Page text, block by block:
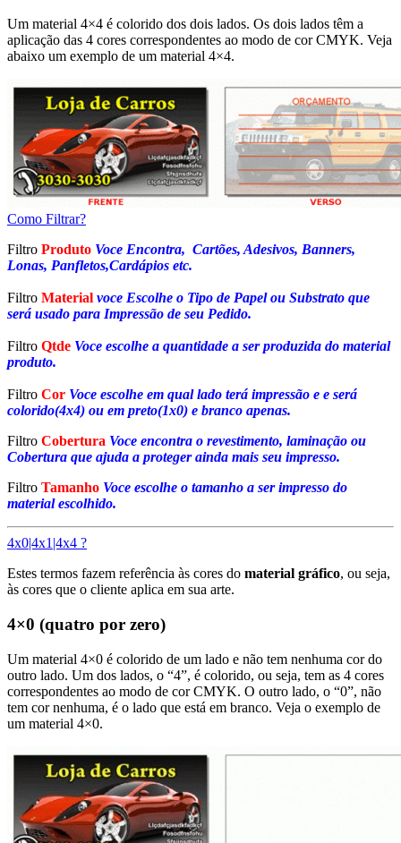
Um material 4×4 é colorido dos dois lados. Os dois lados têm a
aplicação das 4 cores correspondentes ao modo de cor CMYK. Veja
abaixo um exemplo de um material 4×4.
Como Filtrar?
Filtro Produto Voce Encontra, Cartões, Adesivos, Banners,
Lonas, Panfletos,Cardápios etc.
Filtro Material voce Escolhe o Tipo de Papel ou Substrato que
será usado para Impressão de seu Pedido.
Filtro Qtde Voce escolhe a quantidade a ser produzida do material
produto.
Filtro Cor Voce escolhe em qual lado terá impressão e e será
colorido(4x4) ou em preto(1x0) e branco apenas.
Filtro Cobertura Voce encontra o revestimento, laminação ou
Cobertura que ajuda a proteger ainda mais seu impresso.
Filtro Tamanho Voce escolhe o tamanho a ser impresso do
material escolhido.
4x0|4x1|4x4 ?
Estes termos fazem referência às cores do material gráfico, ou seja,
às cores que o cliente aplica em sua arte.
4×0 (quatro por zero)
Um material 4×0 é colorido de um lado e não tem nenhuma cor do
outro lado. Um dos lados, o “4”, é colorido, ou seja, tem as 4 cores
correspondentes ao modo de cor CMYK. O outro lado, o “0”, não
tem cor nenhuma, é o lado que está em branco. Veja o exemplo de
um material 4×0.